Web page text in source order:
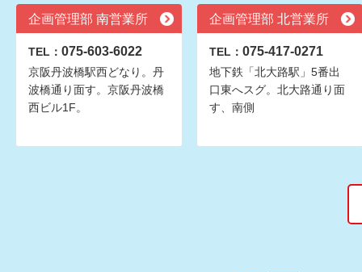
企画管理部 南営業所
TEL： 075-603-6022
京阪丹波橋駅西どなり。丹
波橋通り面す。京阪丹波橋
西ビル1F。
企画管理部 北営業所
TEL： 075-417-0271
地下鉄「北大路駅」5番出
口東へスグ。北大路通り面
す、南側